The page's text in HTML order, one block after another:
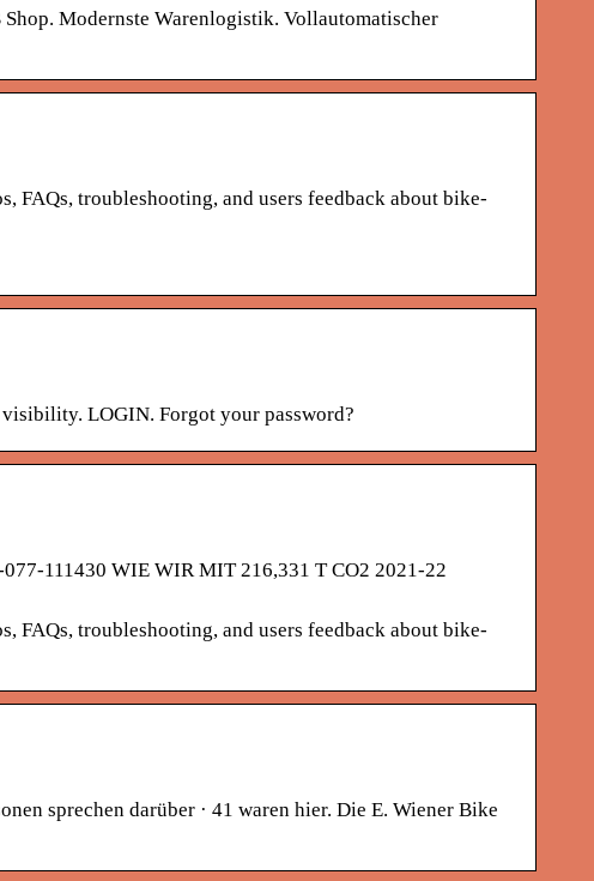
Modernste Warenlogistik. Vollautomatischer
troubleshooting, and users feedback about bike-
visibility. LOGIN. Forgot your password?
111430 WIE WIR MIT 216,331 T CO2 2021-22
troubleshooting, and users feedback about bike-
sprechen darüber · 41 waren hier. Die E. Wiener Bike